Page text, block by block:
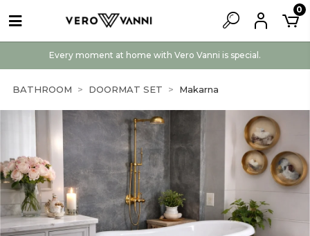
Every moment at home with Vero Vanni is special.
0
BATHROOM DOORMAT SET Makarna